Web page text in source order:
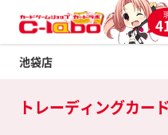
池袋店
Twitter
トレーディングカー